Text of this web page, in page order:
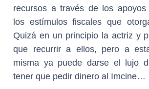
recursos a través de los apoyos
los estímulos fiscales que
Quizá en un principio la actriz y
que recurrir a ellos, pero a
misma ya puede darse el lujo
tener que pedir dinero al Imcine…